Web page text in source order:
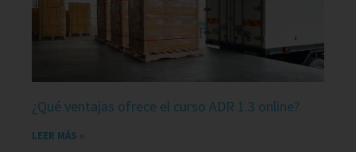
¿Qué ventajas ofrece el curso ADR 1.3 online?
LEER MÁS »